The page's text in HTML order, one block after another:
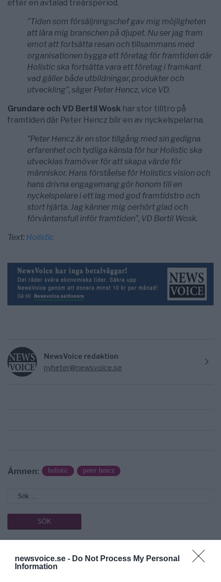
newsvoice.se - Do Not Process My Personal
Information
efter en avtalad treårsperiod.
”Tiden som försäljningschef gav mig möjligheten
att lära mig branschen på djupet. Nu ser jag fram
emot att fortsätta resan och tillsammans med
organisationen bygga ett företag för framtiden där
Holistic ska fortsätta vara ett företag i framkant
vad gäller både utbildningar, produkter och
utveckling”, säger Peter Hencz, vice VD.
Grundare och VD Bertil Wosk har stor tilltro på
framtiden där Peter Hencz blir en av nyckelspelarna.
”Peter Hencz är en stor tillgång med sin gedigna
erfarenhet och tydliga känsla för hur Holistic ska
utvecklas framöver för att skapa värde för
människor. Hans förståelse för Holistics vision och
hans drivna engagemang gör honom till en
nyckelspelare i ett lag med god framtidstro och
stort hjärta. Jag känner mig oerhört glad och
förväntansfull inför framtiden”, VD Bertil Wosk.
Text: Holistic
NewsVoice redaktion
nyheter@newsvoice.se
Ämnen: holistic peter hencz